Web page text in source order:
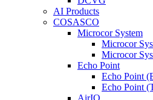
AI Products
COSASCO
Microcor System
Microcor
Microcor
Echo Point
Echo Point
Echo Point
AirIQ